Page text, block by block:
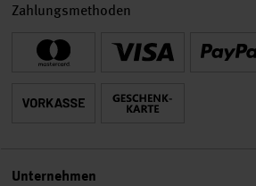
Zahlungsmethoden
Unternehmen